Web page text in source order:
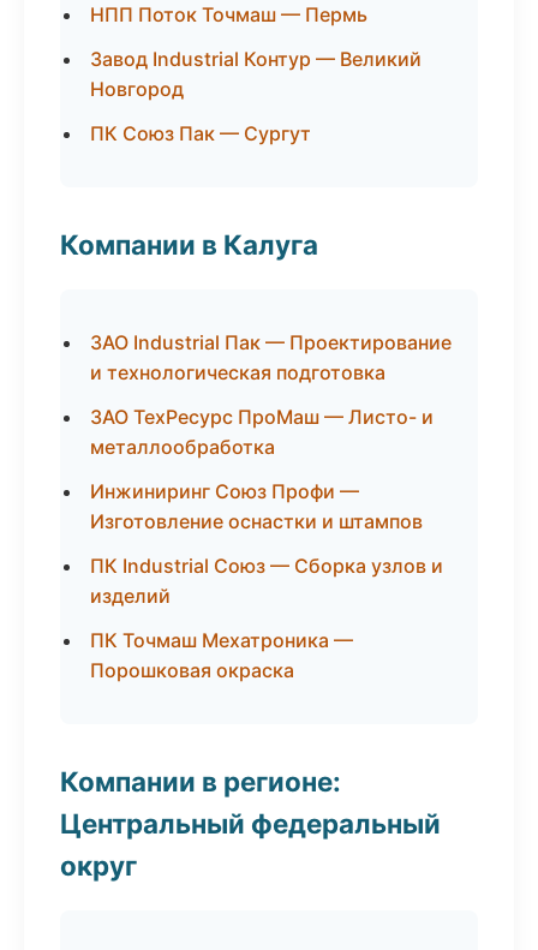
НПП Поток Точмаш — Пермь
Завод Industrial Контур — Великий
Новгород
ПК Союз Пак — Сургут
Компании в Калуга
ЗАО Industrial Пак — Проектирование
и технологическая подготовка
ЗАО ТехРесурс ПроМаш — Листо- и
металлообработка
Инжиниринг Союз Профи —
Изготовление оснастки и штампов
ПК Industrial Союз — Сборка узлов и
изделий
ПК Точмаш Мехатроника —
Порошковая окраска
Компании в регионе:
Центральный федеральный
округ